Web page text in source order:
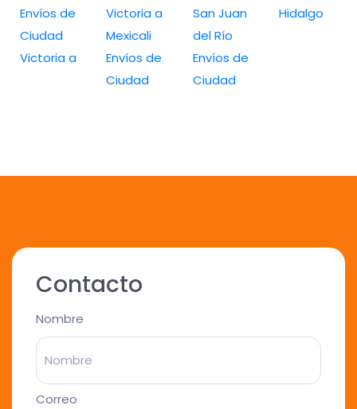
Envíos de
Ciudad
Victoria a
Victoria a
Mexicali
Envíos de
Ciudad
San Juan
del Río
Envíos de
Ciudad
Hidalgo
Contacto
Nombre
Correo